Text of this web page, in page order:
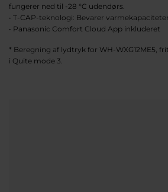
fungerer ned til -28 °C udendørs.
• T-CAP-teknologi: Bevarer
• Panasonic Comfort Cloud App inkluderet
* Beregning af lydtryk for WH-WXG12ME5,
i Quite mode 3.